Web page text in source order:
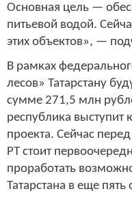
Основная цель —
питьевой водой.
этих объектов», —
В рамках
лесов» Татарстану
сумме 271,5 млн
республика выступит
проекта. Сейчас
РТ стоит
проработать
Татарстана в еще